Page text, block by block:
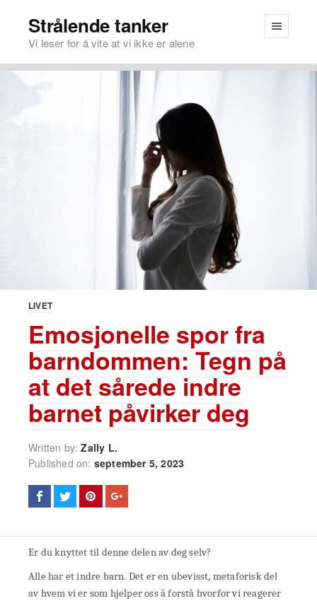
Strålende tanker
Vi leser for å vite at vi ikke er alene
LIVET
Emosjonelle spor fra
barndommen: Tegn på
at det sårede indre
barnet påvirker deg
Written by:Zally L.
Published on: september 5, 2023
Er du knyttet til denne delen av deg selv?
Alle har et indre barn. Det er en ubevisst, metaforisk del
av hvem vi er som hjelper oss å forstå hvorfor vi reagerer